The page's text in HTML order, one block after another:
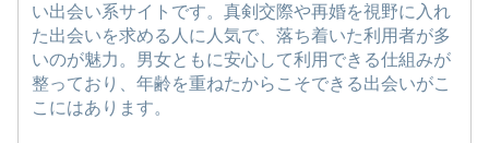
い出会い系サイトです。真剣交際や再婚を視野に入れ
た出会いを求める人に人気で、落ち着いた利用者が多
いのが魅力。男女ともに安心して利用できる仕組みが
整っており、年齢を重ねたからこそできる出会いがこ
こにはあります。